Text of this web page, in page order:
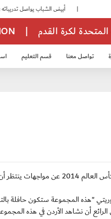
| المتحدة لكرة القدم
تواصل معنا قسم التعليم
كوالالمبور / السبت 10 مارس 2012 : أسفرت قرعة الدور الرابع والنهائي من التصفيات الآسيوية لكأس
"هذه المجموعة ستكون حافلة
أن نشاهد الأردن في هذه